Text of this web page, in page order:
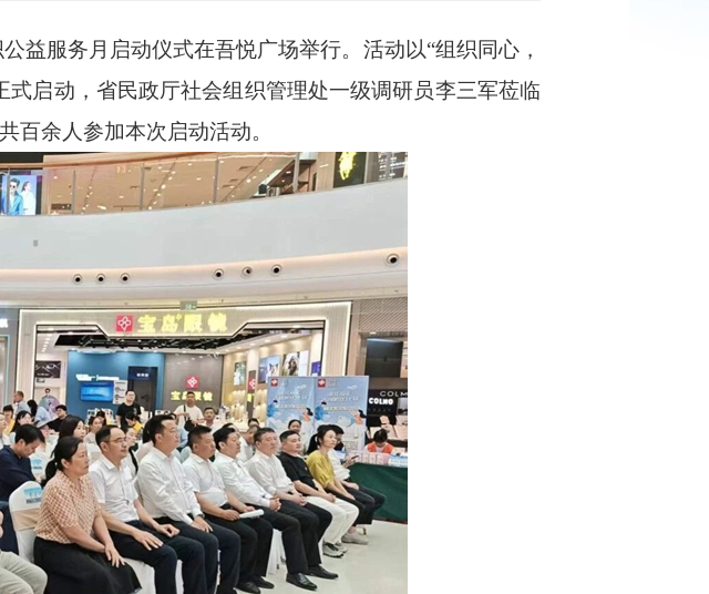
服务月启动仪式在吾悦广场举行。活动以“组织同心，
启动，省民政厅社会组织管理处一级调研员李三军莅临
百余人参加本次启动活动。